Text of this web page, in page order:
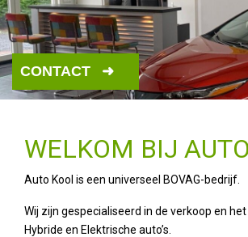
CONTACT
WELKOM BIJ
Auto Kool is een universeel BOVAG-bedrijf.
Wij zijn gespecialiseerd in de verkoop en
Hybride en Elektrische auto’s.